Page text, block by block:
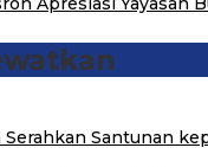
Serahkan Santunan